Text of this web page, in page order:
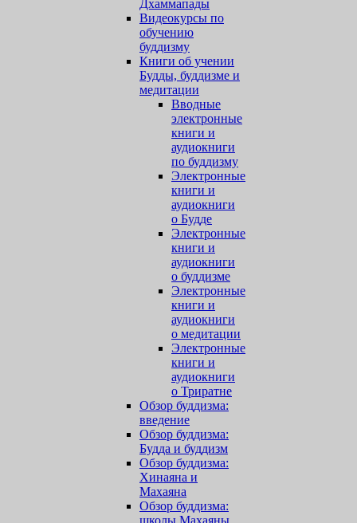
Дхаммапады
Видеокурсы по
обучению
буддизму
Книги об учении
Будды, буддизме и
медитации
Вводные
электронные
книги и
аудиокниги
по буддизму
Электронные
книги и
аудиокниги
о Будде
Электронные
книги и
аудиокниги
о буддизме
Электронные
книги и
аудиокниги
о медитации
Электронные
книги и
аудиокниги
о Триратне
Обзор буддизма:
введение
Обзор буддизма:
Будда и буддизм
Обзор буддизма:
Хинаяна и
Махаяна
Обзор буддизма:
школы Махаяны